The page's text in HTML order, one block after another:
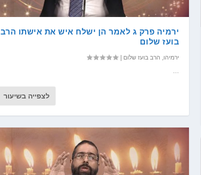
ירמיה פרק ג לאמר הן ישלח איש את אישתו הרב
בועז שלום
ירמיהו, הרב בועז שלום
לצפייה בשיעור